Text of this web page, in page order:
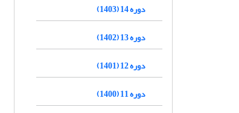
دوره 14 (1403)
دوره 13 (1402)
دوره 12 (1401)
دوره 11 (1400)